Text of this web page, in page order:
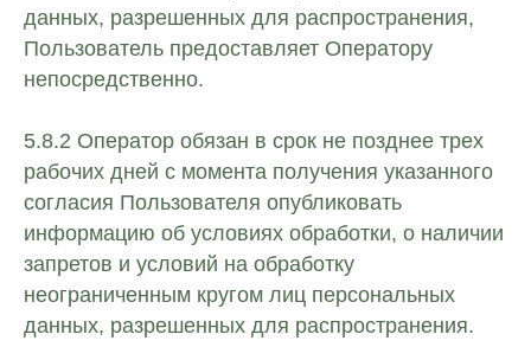
данных, разрешенных для распространения,
Пользователь предоставляет Оператору
непосредственно.
5.8.2 Оператор обязан в срок не позднее трех
рабочих дней с момента получения указанного
согласия Пользователя опубликовать
информацию об условиях обработки, о наличии
запретов и условий на обработку
неограниченным кругом лиц персональных
данных, разрешенных для распространения.